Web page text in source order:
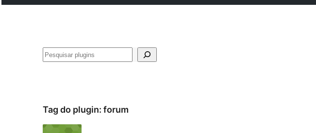
Pesquisar
Tag do plugin: forum